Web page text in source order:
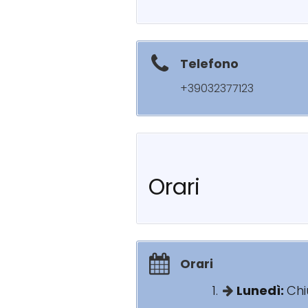
Telefono
+39032377123
Orari
Orari
Lunedì: